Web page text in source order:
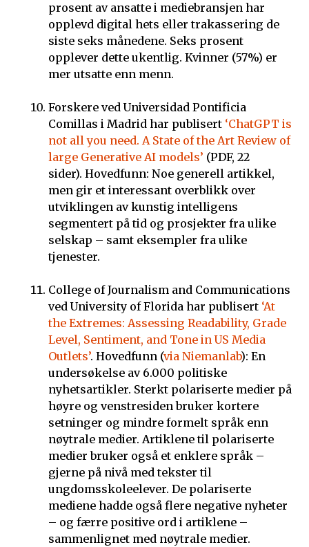
prosent av ansatte i mediebransjen har
opplevd digital hets eller trakassering de
siste seks månedene. Seks prosent
opplever dette ukentlig. Kvinner (57%) er
mer utsatte enn menn.
Forskere ved Universidad Pontificia
Comillas i Madrid har publisert ‘ChatGPT is
not all you need. A State of the Art Review of
large Generative AI models’ (PDF, 22
sider). Hovedfunn: Noe generell artikkel,
men gir et interessant overblikk over
utviklingen av kunstig intelligens
segmentert på tid og prosjekter fra ulike
selskap – samt eksempler fra ulike
tjenester.
College of Journalism and Communications
ved University of Florida har publisert ‘At
the Extremes: Assessing Readability, Grade
Level, Sentiment, and Tone in US Media
Outlets’. Hovedfunn (via Niemanlab): En
undersøkelse av 6.000 politiske
nyhetsartikler. Sterkt polariserte medier på
høyre og venstresiden bruker kortere
setninger og mindre formelt språk enn
nøytrale medier. Artiklene til polariserte
medier bruker også et enklere språk –
gjerne på nivå med tekster til
ungdomsskoleelever. De polariserte
mediene hadde også flere negative nyheter
– og færre positive ord i artiklene –
sammenlignet med nøytrale medier.